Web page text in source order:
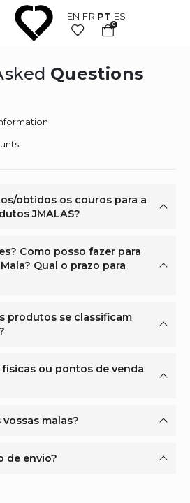
EN FR PT ES
0
Questions
obtidos os couros para a
JMALAS?
Como posso fazer para
Qual o prazo para
produtos se classificam
físicas ou pontos de venda
malas?
de envio?